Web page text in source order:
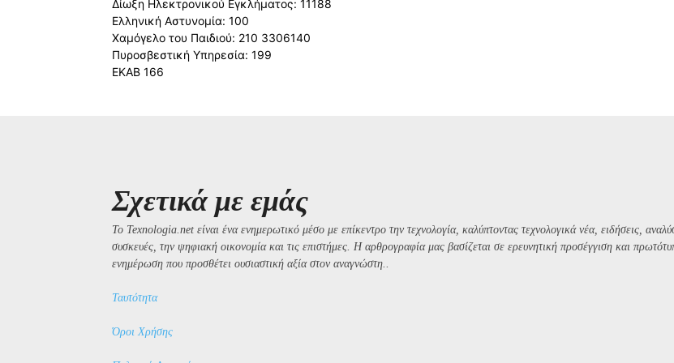
Δίωξη Ηλεκτρονικού Εγκλήματος: 11188
Ελληνική Αστυνομία: 100
Χαμόγελο του Παιδιού: 210 3306140
Πυροσβεστική Υπηρεσία: 199
ΕΚΑΒ 166
Σχετικά με εμάς
Το Texnologia.net είναι ένα ενημερωτικό μέσο με επίκεντρο την τεχνολογία, καλύπτοντας τεχνολογικά νέα, ειδήσεις,
συσκευές, την ψηφιακή οικονομία και τις επιστήμες. Η αρθρογραφία μας βασίζεται σε ερευνητική προσέγγιση και
ενημέρωση που προσθέτει ουσιαστική αξία στον αναγνώστη..
Ταυτότητα
Όροι Χρήσης